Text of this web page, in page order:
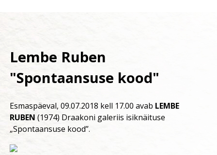
Lembe Ruben
"Spontaansuse kood"
Esmaspäeval, 09.07.2018 kell 17.00 avab LEMBE
RUBEN (1974) Draakoni galeriis isiknäituse
„Spontaansuse kood”.